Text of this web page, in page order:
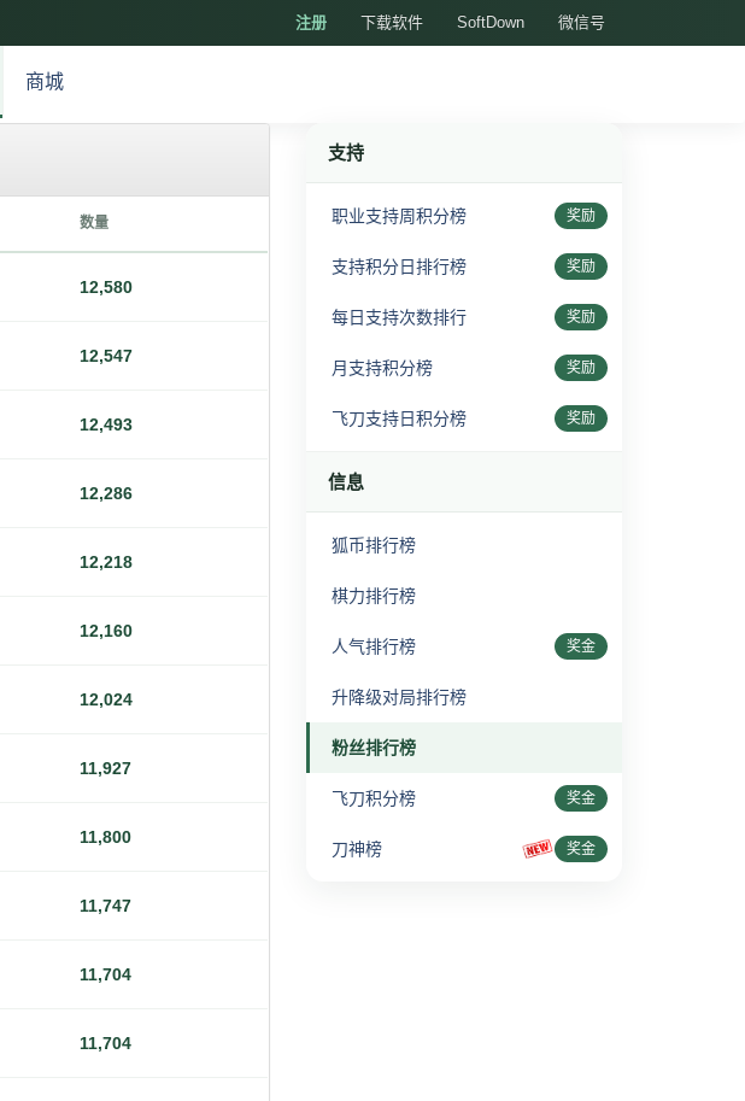
注册 下载软件 SoftDown 微信号
商城
数量
12,580
12,547
12,493
12,286
12,218
12,160
12,024
11,927
11,800
11,747
11,704
11,704
支持
职业支持周积分榜 奖励
支持积分日排行榜 奖励
每日支持次数排行 奖励
月支持积分榜 奖励
飞刀支持日积分榜 奖励
信息
狐币排行榜
棋力排行榜
人气排行榜 奖金
升降级对局排行榜
粉丝排行榜
飞刀积分榜 奖金
刀神榜 奖金